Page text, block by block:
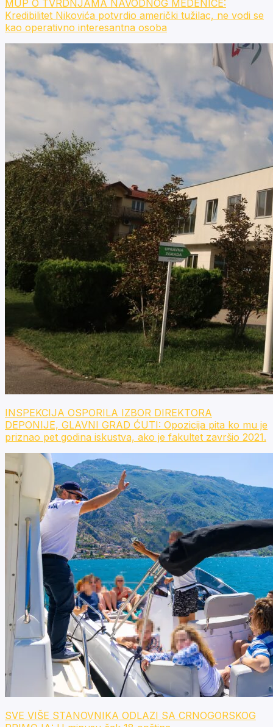
MUP O TVRDNJAMA NAVODNOG MEDENICE:
Kredibilitet Nikovića potvrdio američki tužilac, ne vodi se
kao operativno interesantna osoba
INSPEKCIJA OSPORILA IZBOR DIREKTORA
DEPONIJE, GLAVNI GRAD ĆUTI: Opozicija pita ko mu je
priznao pet godina iskustva, ako je fakultet završio 2021.
SVE VIŠE STANOVNIKA ODLAZI SA CRNOGORSKOG